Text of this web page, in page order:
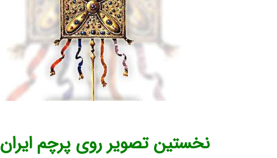
نخستین تصویر روی پرچم ایران